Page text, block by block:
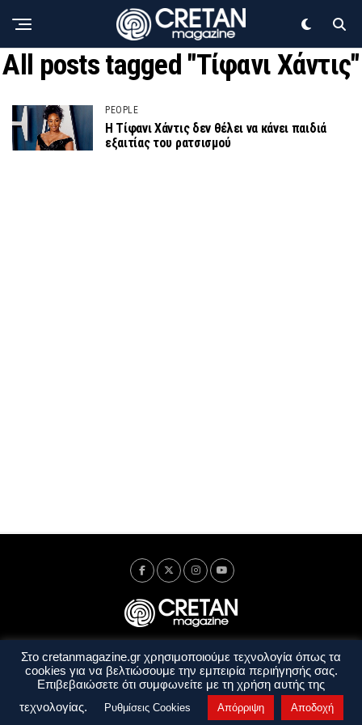
All posts tagged "Τίφανι Χάντις"
PEOPLE
Η Τίφανι Χάντις δεν θέλει να κάνει παιδιά
εξαιτίας του ρατσισμού
Ταυτότητα Πολιτική Απορρήτου
Όροι Χρήσης
Όροι και Προϋποθέσεις
Στο cretanmagazine.gr χρησιμοποιούμε τεχνολογία όπως τα
cookies για να βελτιώσουμε την εμπειρία περιήγησής σας.
Επιβεβαιώσετε ότι συμφωνείτε με τη χρήση αυτής της
τεχνολογίας.
Ρυθμίσεις Cookies Απόρριψη Αποδοχή